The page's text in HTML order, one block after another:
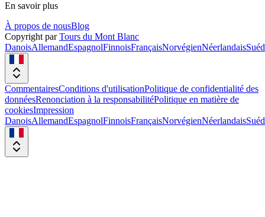
En savoir plus
À propos de nousBlog
Copyright par Tours du Mont Blanc
DanoisAllemandEspagnolFinnoisFrançaisNorvégienNéerlandais
CommentairesConditions d'utilisationPolitique de confidentialité des
donnéesRenonciation à la responsabilitéPolitique en matière de
cookiesImpression
DanoisAllemandEspagnolFinnoisFrançaisNorvégienNéerlandais